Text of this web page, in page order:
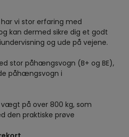
har vi stor erfaring med
kan dermed sikre dig et godt
og ude på vejene.
stor påhængsvogn (B+ og BE),
påhængsvogn i
på over 800 kg, som
den praktiske prøve